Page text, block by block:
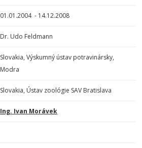
01.01.2004 - 14.12.2008
Dr. Udo Feldmann
Slovakia, Výskumný ústav potravinársky,
Modra
Slovakia, Ústav zoológie SAV Bratislava
Ing. Ivan Morávek